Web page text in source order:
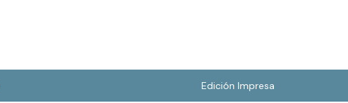
Edición Impresa